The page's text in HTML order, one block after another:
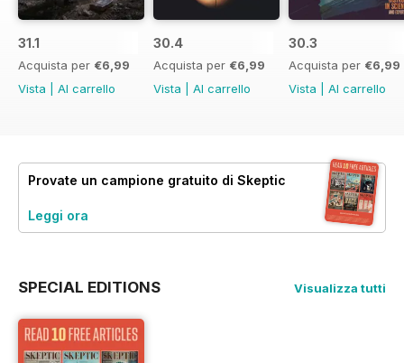
31.1
Acquista per €6,99
Vista
Al carrello
30.4
Acquista per €6,99
Vista
Al carrello
30.3
Acquista per €6,99
Vista
Al carrello
Provate un campione gratuito di Skeptic
Leggi ora
SPECIAL EDITIONS Visualizza tutti